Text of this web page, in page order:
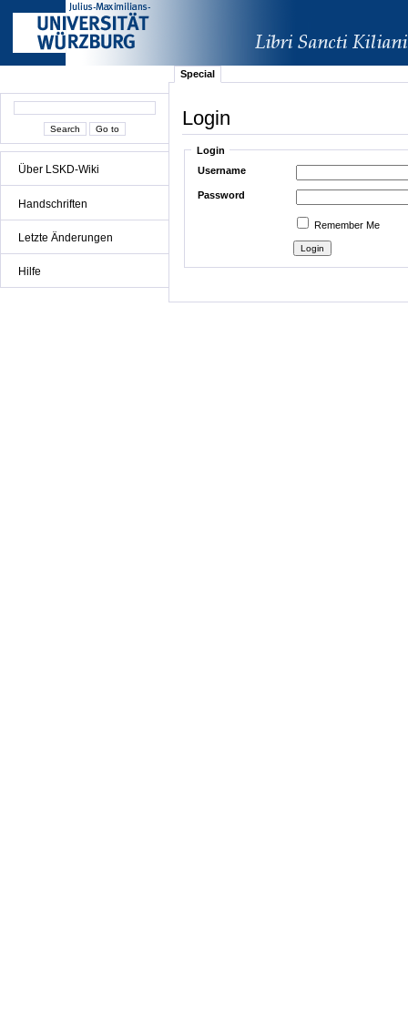
Über LSKD-Wiki
Handschriften
Letzte Änderungen
Hilfe
Special
Login
Login
Username
Password
Remember Me